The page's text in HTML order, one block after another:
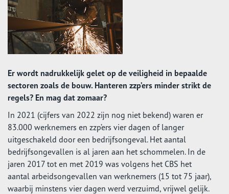
Er wordt nadrukkelijk gelet op de veiligheid in bepaalde
sectoren zoals de bouw. Hanteren zzp’ers minder strikt de
regels? En mag dat zomaar?
In 2021 (cijfers van 2022 zijn nog niet bekend) waren er
83.000 werknemers en zzp’ers vier dagen of langer
uitgeschakeld door een bedrijfsongeval. Het aantal
bedrijfsongevallen is al jaren aan het schommelen. In de
jaren 2017 tot en met 2019 was volgens het CBS het
aantal arbeidsongevallen van werknemers (15 tot 75 jaar),
waarbij minstens vier dagen werd verzuimd, vrijwel gelijk.